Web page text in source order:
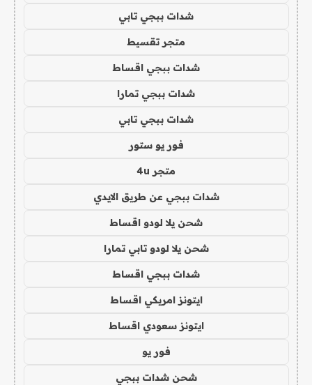
شدات ببجي تابي
متجر تقسيط
شدات ببجي اقساط
شدات ببجي تمارا
شدات ببجي تابي
فور يو ستور
متجر 4u
شدات ببجي عن طريق الايدي
شحن يلا لودو اقساط
شحن يلا لودو تابي تمارا
شدات ببجي اقساط
ايتونز امريكي اقساط
ايتونز سعودي اقساط
فور يو
شحن شدات ببجي